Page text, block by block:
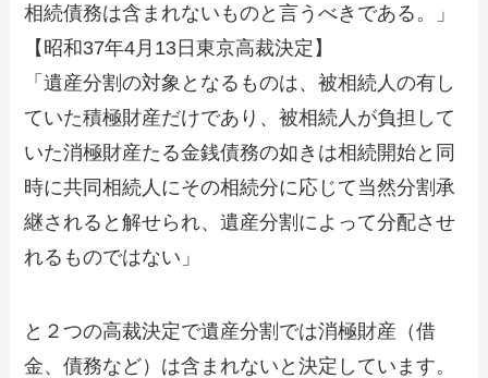
相続債務は含まれないものと言うべきである。」
【昭和37年4月13日東京高裁決定】
「遺産分割の対象となるものは、被相続人の有し
ていた積極財産だけであり、被相続人が負担して
いた消極財産たる金銭債務の如きは相続開始と同
時に共同相続人にその相続分に応じて当然分割承
継されると解せられ、遺産分割によって分配させ
れるものではない」
と２つの高裁決定で遺産分割では消極財産（借
金、債務など）は含まれないと決定しています。